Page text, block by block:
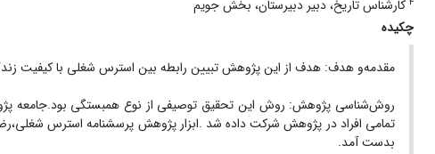
کارشناس تاریخ، دبیر دبیرستان، بخش جویم
چکیده
مقدمه‌و هدف: هدف از این پژوهش تبیین رابطه بین استرس شغلی با کیفیت
تمامی افراد در پژوهش شرکت داده شد .ابزار پژوهش پرسشنامه استرس
بدست آمد.